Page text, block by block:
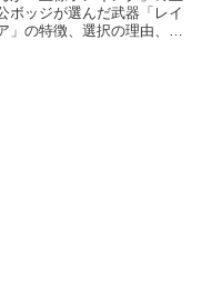
ボッジが選んだ武器「レイ
」の特徴、選択の理由、ボ